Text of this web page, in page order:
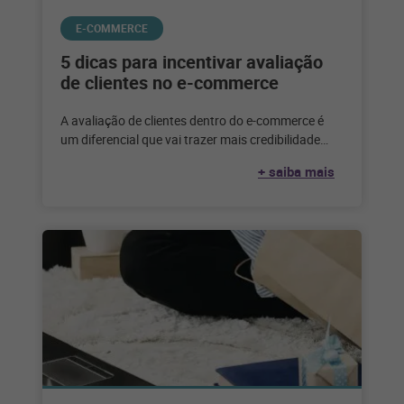
E-COMMERCE
5 dicas para incentivar avaliação
de clientes no e-commerce
A avaliação de clientes dentro do e-commerce é
um diferencial que vai trazer mais credibilidade
+ saiba mais